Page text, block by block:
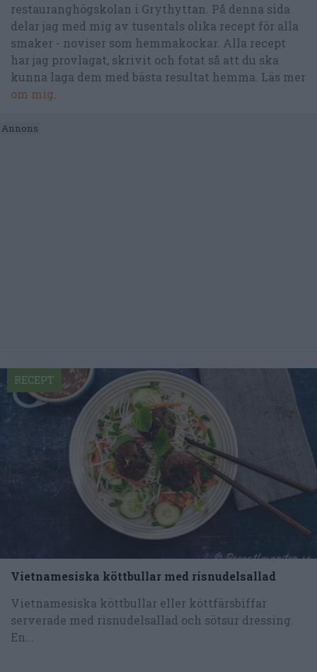
restauranghögskolan i Grythyttan. På denna sida
delar jag med mig av tusentals olika recept för alla
smaker - noviser som hemmakockar. Alla recept
har jag provlagat, skrivit och fotat så att du ska
kunna laga dem med bästa resultat hemma. Läs mer
om mig
Vietnamesiska köttbullar med risnudelsallad
Vietnamesiska köttbullar eller köttfärsbiffar
serverade med risnudelsallad och sötsur dressing.
En...
RECEPT